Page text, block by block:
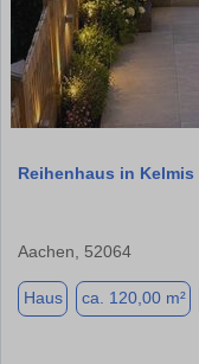
Reihenhaus in Kelmis
Aachen, 52064
Haus ca. 120,00 m²